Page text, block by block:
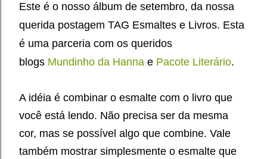
Este é o nosso álbum de setembro, da nossa
querida postagem TAG Esmaltes e Livros. Esta
é uma parceria com os queridos
blogs Mundinho da Hanna e Pacote Literário.
A idéia é combinar o esmalte com o livro que
você está lendo. Não precisa ser da mesma
cor, mas se possível algo que combine. Vale
também mostrar simplesmente o esmalte que